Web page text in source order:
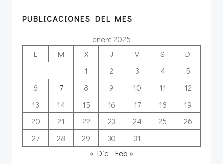
PUBLICACIONES DEL MES
enero 2025
L
M X J V S
D
1
2 3 4
5
6
7 8 9 10 11
12
13
14 15 16 17 18
19
20
21 22 23 24 25
26
27
28 29 30
31
« Dic
Feb »